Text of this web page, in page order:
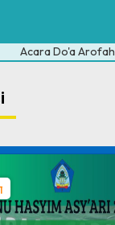
Acara Do'a Arofah